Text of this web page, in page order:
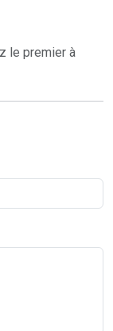
le premier à